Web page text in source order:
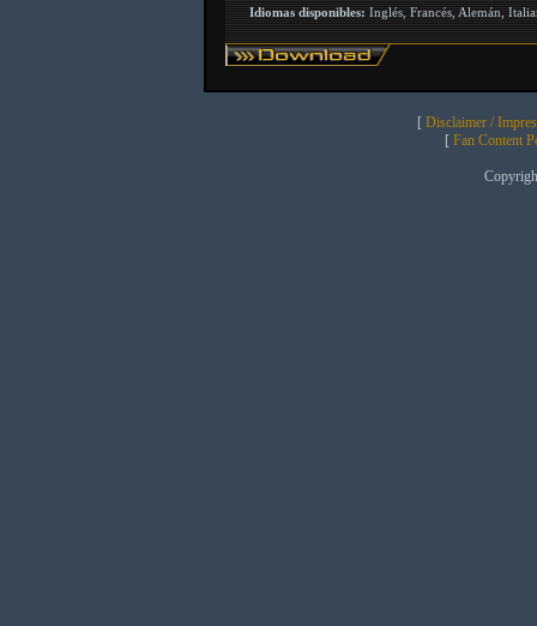
Idiomas disponibles: Inglés, Francés, Alemán,
[ Disclaimer /
[ Fan Content